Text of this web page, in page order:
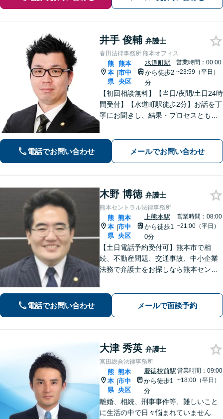
井手 俊輔 弁護士
春田法律事務所 熊本オフィス
熊
本
県
|
熊本
市中
央区
水道町駅
から徒歩2
分
営業時間：00:00
~23:59（平日）
【初回相談無料】【当日/夜間/土日24時
間受付】【水道町駅徒歩2分】お話を丁
寧にお聞きし、結果・プロセスともに
電話でお問い合わせ メールでお問い合わせ
木野 博徳 弁護士
熊本セントラル法律事務所
熊
本
県
|
熊本
市中
央区
上熊本駅
から徒歩1
0分
営業時間：08:00
~21:00（平日）
【土日電話予約受付可】熊本市で相
続、不動産問題、交通事故、中小企業
法務で弁護士をお探しなら熊本セント
受付可】【休日・夜間相談可】
電話でお問い合わせ メールで面談予約
大津 秀英 弁護士
宮田総合法律事務所
熊
本
県
|
熊本
市中
央区
慶徳校前駅
から徒歩1
分
営業時間：09:00
~18:00（平日）
離婚、相続、刑事事件等、難しいこと
に生活の中で日々悩まれていません